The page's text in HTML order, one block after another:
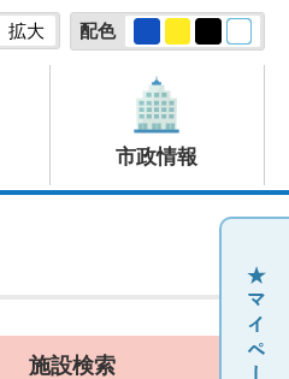
拡大 配色
市政情報
施設検索